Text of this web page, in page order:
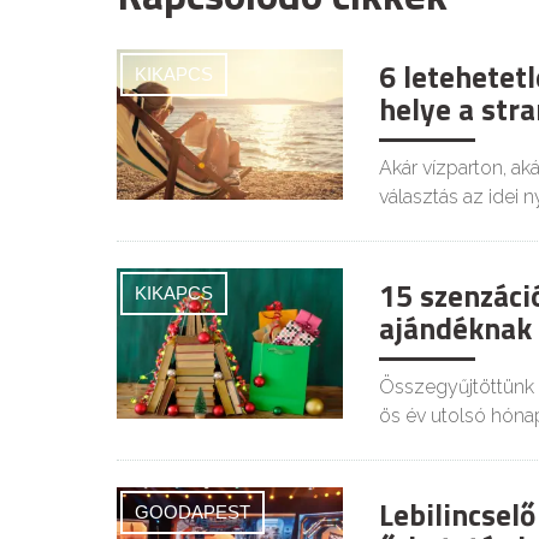
KIKAPCS 6
helye a
Akár vízparton,
választás az idei
KIKAPCS 15
Összegyűjtöttünk
ös év utolsó
GOODAPEST